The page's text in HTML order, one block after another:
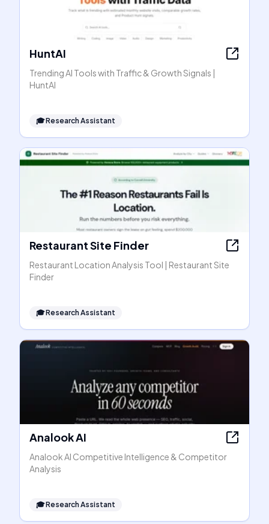
HuntAI
Trending AI Tools with Traffic & Growth Signals |
HuntAI
🎓Research Assistant
Restaurant Site Finder
Restaurant Location Analysis Tool | Restaurant Site
Finder
🎓Research Assistant
Analook AI
Analook AI Competitive Intelligence & Competitor
Analysis
🎓Research Assistant